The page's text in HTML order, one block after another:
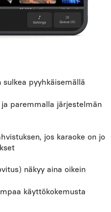
pyyhkäisemällä
paremmalla järjestelmän
jos karaoke on jo
näkyy aina oikein
käyttökokemusta